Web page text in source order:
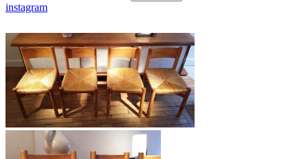
instagram